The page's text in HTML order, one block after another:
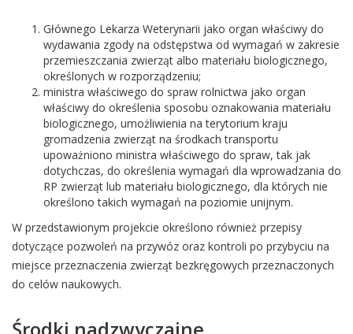
Głównego Lekarza Weterynarii jako organ właściwy do
wydawania zgody na odstępstwa od wymagań w zakresie
przemieszczania zwierząt albo materiału biologicznego,
określonych w rozporządzeniu;
ministra właściwego do spraw rolnictwa jako organ
właściwy do określenia sposobu oznakowania materiału
biologicznego, umożliwienia na terytorium kraju
gromadzenia zwierząt na środkach transportu
upoważniono ministra właściwego do spraw, tak jak
dotychczas, do określenia wymagań dla wprowadzania do
RP zwierząt lub materiału biologicznego, dla których nie
określono takich wymagań na poziomie unijnym.
W przedstawionym projekcie określono również przepisy
dotyczące pozwoleń na przywóz oraz kontroli po przybyciu na
miejsce przeznaczenia zwierząt bezkręgowych przeznaczonych
do celów naukowych.
Środki nadzwyczajne